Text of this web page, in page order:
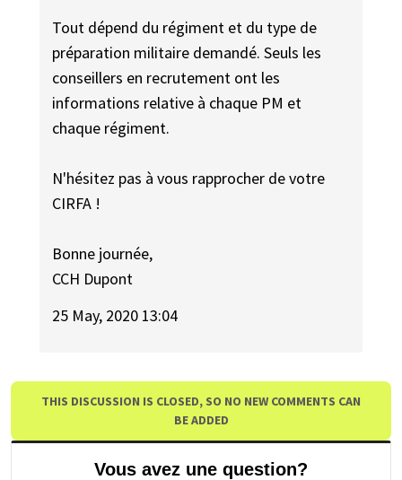
Tout dépend du régiment et du type de
préparation militaire demandé. Seuls les
conseillers en recrutement ont les
informations relative à chaque PM et
chaque régiment.
N'hésitez pas à vous rapprocher de votre
CIRFA !
Bonne journée,
CCH Dupont
25 May, 2020 13:04
THIS DISCUSSION IS CLOSED, SO NO NEW COMMENTS CAN
BE ADDED
Vous avez une question?